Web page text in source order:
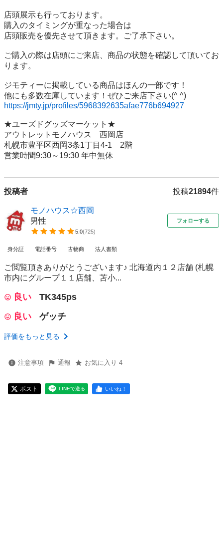
店頭展示も行っております。
購入のタイミングが重なった場合は
店頭販売を優先させて頂きます。ご了承下さい。
ご購入の際は店頭にご来店、商品の状態を確認して頂いてお
ります。
ジモティーに掲載している商品はほんの一部です！
https://jmty.jp/profiles/5968392635afae776b694927
★ユーズドグッズマーケット★
アウトレットモノハウス　西岡店
札幌市豊平区西岡3条1丁目4-1　2階
投稿者 投稿21894件
モノハウス☆西岡
男性
5.0(725)
フォローする
身分証 電話番号 古物商 法人書類
ご閲覧頂きありがとうございます♪ 北海道内１２店舗 (札幌
市内にグループ１１店舗、苫小...
良い
TK345ps
良い
ゲッチ
評価をもっと見る
注意事項 通報 お気に入り 4
ポスト LINEで送る いいね！